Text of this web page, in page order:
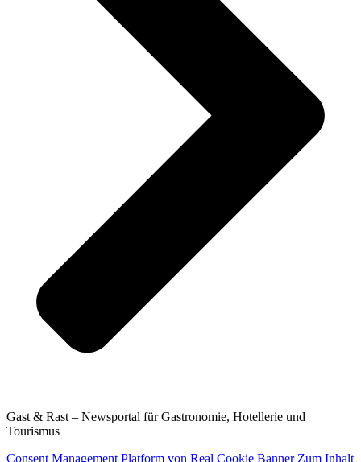
Gast & Rast – Newsportal für Gastronomie, Hotellerie und
Tourismus
Consent Management Platform von Real Cookie Banner Zum Inhalt